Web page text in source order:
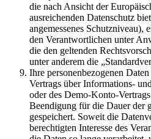
die nach Ansicht der
ausreichenden Datenschutz
angemessenes
den Verantwortlichen unter
die den geltenden
unter anderem die
Ihre personenbezogenen
Vertrags über Informations-
oder des Demo-Konto-
Beendigung für die Dauer der
gespeichert. Soweit die
berechtigten Interesse des